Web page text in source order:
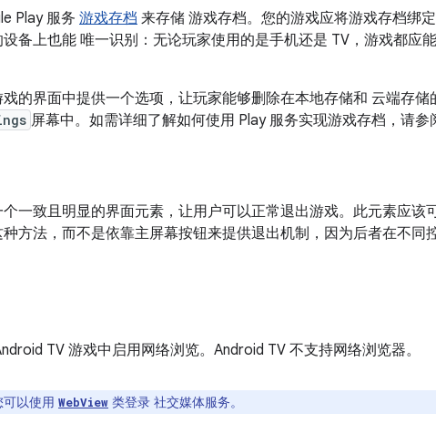
Play 服务 游戏存档 来存储 游戏存档。您的游戏应将游戏存档绑
备上也能 唯一识别：无论玩家使用的是手机还是 TV，游戏都应
的界面中提供一个选项，让玩家能够删除在本地存储和 云端存
屏幕中。如需详细了解如何使用 Play 服务实现游戏存档，请参
一致且明显的界面元素，让用户可以正常退出游戏。此元素应该
方法，而不是依靠主屏幕按钮来提供退出机制，因为后者在不同
TV 游戏中启用网络浏览。Android TV 不支持网络浏览器。
可以使用 WebView 类登录 社交媒体服务。